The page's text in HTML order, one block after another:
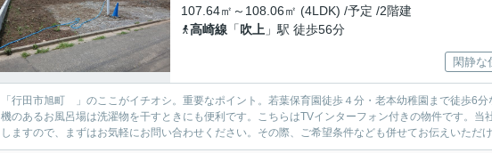
107.64㎡～108.06㎡ (4LDK) /予定 /2階建
高崎線 「吹上 」駅 徒歩56分
閑静な
「行田市旭町 」のここがイチオシ。重要なポイント。若葉保育園徒歩４分・老本幼稚園まで徒歩6
機のあるお風呂場は洗濯物を干すときにも便利です。こちらはTVインターフォン付きの物件です。
しますので、まずはお気軽にお問い合わせください。その際、ご希望条件なども併せてお伝えいただ